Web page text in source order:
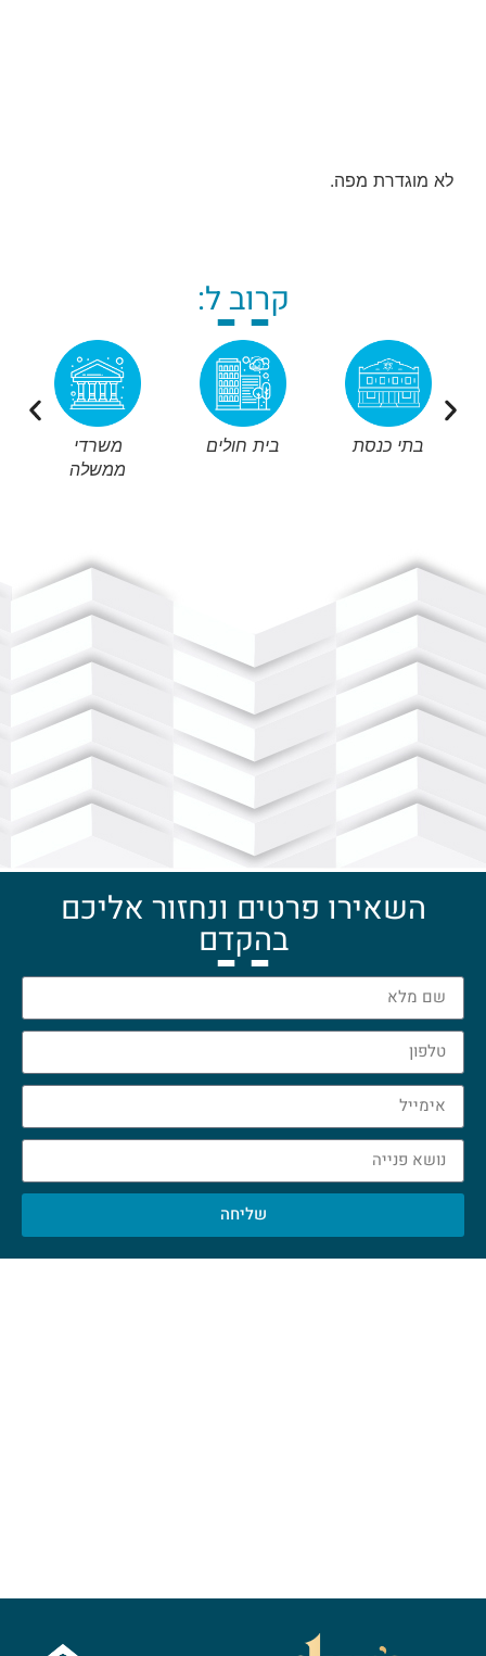
לא מוגדרת מפה.
קרוב ל:
משרדי
ממשלה
בית חולים בתי כנסת
השאירו פרטים ונחזור אליכם
בהקדם
שליחה